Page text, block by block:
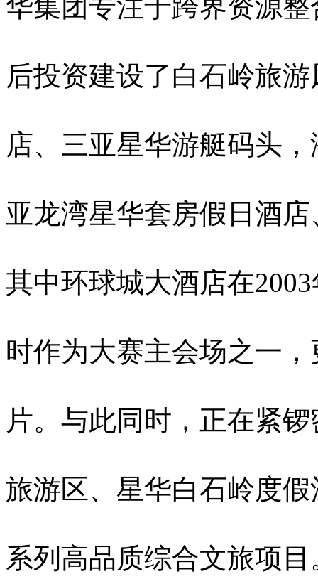
华集团专注于跨界资源
后投资建设了白石岭旅
店、三亚星华游艇码头
亚龙湾星华套房假日酒
其中环球城大酒店在
时作为大赛主会场之一
片。与此同时，正在紧
旅游区、星华白石岭度
系列高品质综合文旅项目